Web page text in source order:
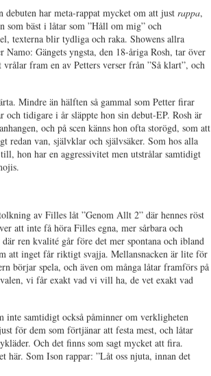
debuten har meta-rappat mycket om att justrappa,
som bäst i låtar som ”Håll om mig” och
texterna blir tydliga och raka. Showens allra
Namo: Gängets yngsta, den 18-åriga Rosh, tar över
fram en av Petters verser från ”Så klart”, och
Mindre än hälften så gammal som Petter firar
och tidigare i år släppte hon sin debut-EP. Rosh är
och på scen känns hon ofta storögd, som att
redan van, självklar och självsäker. Som hos alla
hon har en aggressivitet men utstrålar samtidigt
av Filles låt ”Genom Allt 2” där hennes röst
att inte få höra Filles egna, mer sårbara och
ren kvalité går före det mer spontana och ibland
att inget får riktigt svajja. Mellansnacken är lite för
börjar spela, och även om många låtar framförs på
vi får exakt vad vi vill ha, de vet exakt vad
samtidigt också påminner om verkligheten
för dem som förtjänar att festa mest, och låtar
Och det finns som sagt mycket att fira.
Som Ison rappar: ”Låt oss njuta, innan det